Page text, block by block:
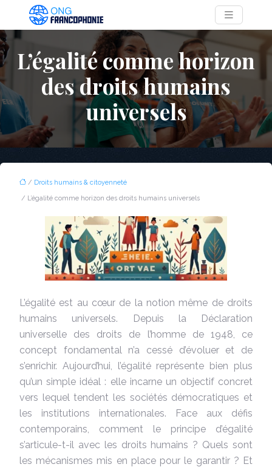
L’égalité comme horizon
des droits humains
universels
/ Droits humains & citoyenneté
/ L’égalité comme horizon des droits humains universels
L’égalité est au cœur de la notion même de droits
humains universels. Depuis la Déclaration
universelle des droits de l’homme de 1948, ce
concept fondamental n’a cessé d’évoluer et de
s’enrichir. Aujourd’hui, l’égalité représente bien plus
qu’un simple idéal : elle incarne un objectif concret
vers lequel tendent les sociétés démocratiques et
les institutions internationales. Face aux défis
contemporains, comment le principe d’égalité
s’articule-t-il avec les droits humains ? Quels sont
les mécanismes mis en place pour le garantir ? Et